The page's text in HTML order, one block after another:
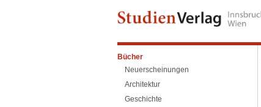
Bücher
Neuerscheinungen
Architektur
Geschichte